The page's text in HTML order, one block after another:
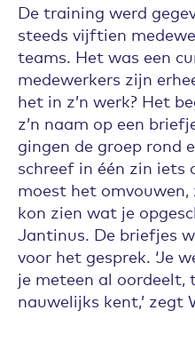
De training werd
steeds vijftien
teams. Het was een
medewerkers zijn
het in z’n werk? Het
z’n naam op een
gingen de groep rond
schreef in één zin iets
moest het
kon zien wat je
Jantinus. De briefjes
voor het gesprek. ‘Je
je meteen al oordeelt,
nauwelijks kent,’ zegt